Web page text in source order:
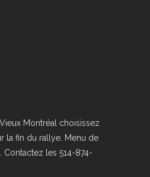
Montréal choisissez
la fin du rallye. Menu de
les 514-874-